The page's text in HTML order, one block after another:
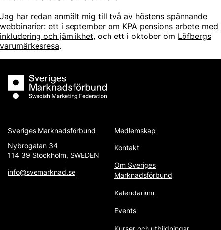
Jag har redan anmält mig till två av höstens spännande
webbinarier: ett i september om KPA pensions arbete med
inkludering och jämlikhet, och ett i oktober om Löfbergs
varumärkesresa.
Sveriges Marknadsförbund
Sveriges Marknadsförbund
Nybrogatan 34
114 39 Stockholm, SWEDEN
info@svemarknad.se
Medlemskap
Kontakt
Om Sveriges
Marknadsförbund
Kalendarium
Events
Kurser och utbildningar